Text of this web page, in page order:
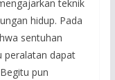
teknik
hidup. Pada
sentuhan
peralatan dapat
pun